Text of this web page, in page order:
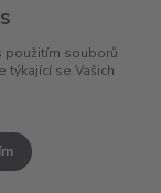
použitím souborů
týkající se Vašich